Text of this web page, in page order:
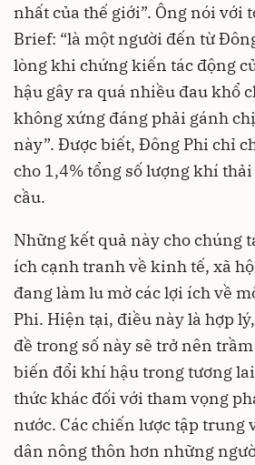
nhất của thế giới”. Ông nói với
Brief: “là một người đến từ
lòng khi chứng kiến tác động
hậu gây ra quá nhiều đau khổ
không xứng đáng phải gánh
này”. Được biết, Đông Phi chỉ
cho 1,4% tổng số lượng khí
cầu.
Những kết quả này cho chúng
ích cạnh tranh về kinh tế, xã
đang làm lu mờ các lợi ích về
Phi. Hiện tại, điều này là hợp
đề trong số này sẽ trở nên
biến đổi khí hậu trong tương
thức khác đối với tham vọng
nước. Các chiến lược tập trung
dân nông thôn hơn những